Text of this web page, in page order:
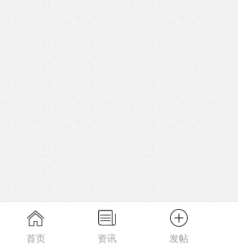
首页 资讯 发帖